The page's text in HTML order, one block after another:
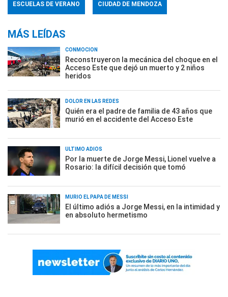
ESCUELAS DE VERANO CIUDAD DE MENDOZA
MÁS LEÍDAS
CONMOCIÓN
Reconstruyeron la mecánica del choque en el
Acceso Este que dejó un muerto y 2 niños
heridos
DOLOR EN LAS REDES
Quién era el padre de familia de 43 años que
murió en el accidente del Acceso Este
ÚLTIMO ADIÓS
Por la muerte de Jorge Messi, Lionel vuelve a
Rosario: la difícil decisión que tomó
MURIÓ EL PAPÁ DE MESSI
El último adiós a Jorge Messi, en la intimidad y
en absoluto hermetismo